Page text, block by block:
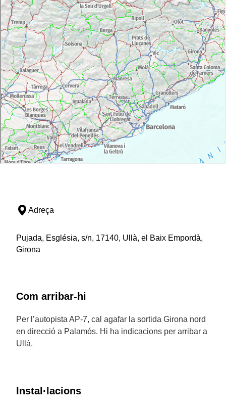
Adreça
Pujada, Església, s/n, 17140, Ullà, el Baix Empordà,
Girona
Com arribar-hi
Per l’autopista AP-7, cal agafar la sortida Girona nord
en direcció a Palamós. Hi ha indicacions per arribar a
Ullà.
Instal·lacions